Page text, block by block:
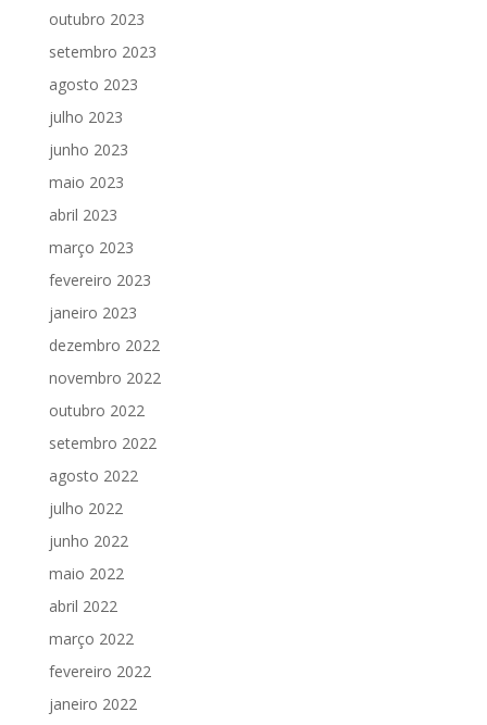
outubro 2023
setembro 2023
agosto 2023
julho 2023
junho 2023
maio 2023
abril 2023
março 2023
fevereiro 2023
janeiro 2023
dezembro 2022
novembro 2022
outubro 2022
setembro 2022
agosto 2022
julho 2022
junho 2022
maio 2022
abril 2022
março 2022
fevereiro 2022
janeiro 2022